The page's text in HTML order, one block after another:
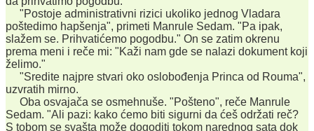
"Postoje administrativni rizici ukoliko jednog Vladara
poštedimo hapšenja", primeti Manrule Sedam. "Pa ipak,
slažem se. Prihvatićemo pogodbu." On se zatim okrenu
prema meni i reče mi: "Kaži nam gde se nalazi dokument koji
želimo."
"Sredite najpre stvari oko oslobođenja Princa od Rouma",
uzvratih mirno.
Oba osvajača se osmehnuše. "Pošteno", reče Manrule
Sedam. "Ali pazi: kako ćemo biti sigurni da ćeš održati reč?
S tobom se svašta može dogoditi tokom narednog sata dok